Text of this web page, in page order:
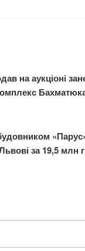
на аукціоні
за 19,5 млн